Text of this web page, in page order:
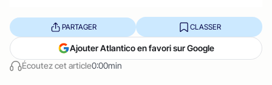
Écoutez cet article0:00min
PARTAGER CLASSER
Ajouter Atlantico en favori sur Google